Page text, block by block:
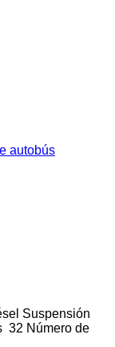
autobús
Suspensión
32 Número de